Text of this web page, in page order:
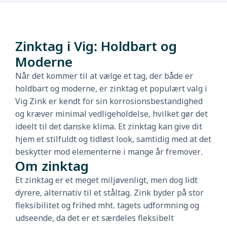
Zinktag i Vig: Holdbart og
Moderne
Når det kommer til at vælge et tag, der både er
holdbart og moderne, er zinktag et populært valg i
Vig Zink er kendt for sin korrosionsbestandighed
og kræver minimal vedligeholdelse, hvilket gør det
ideelt til det danske klima. Et zinktag kan give dit
hjem et stilfuldt og tidløst look, samtidig med at det
beskytter mod elementerne i mange år fremover.
Om zinktag
Et zinktag er et meget miljøvenligt, men dog lidt
dyrere, alternativ til et ståltag. Zink byder på stor
fleksibilitet og frihed mht. tagets udformning og
udseende, da det er et særdeles fleksibelt